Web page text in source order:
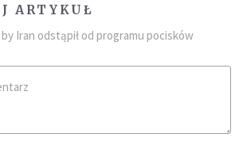
ARTYKUŁ
Iran odstąpił od programu pocisków